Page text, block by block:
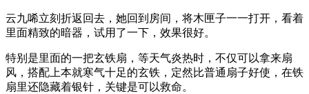
云九唏立刻折返回去，她回到房间，将木匣子一一打开，看着
里面精致的暗器，试用了一下，效果很好。
特别是里面的一把玄铁扇，等天气炎热时，不仅可以拿来扇
风，搭配上本就寒气十足的玄铁，定然比普通扇子好使，在铁
扇里还隐藏着银针，关键是可以救命。